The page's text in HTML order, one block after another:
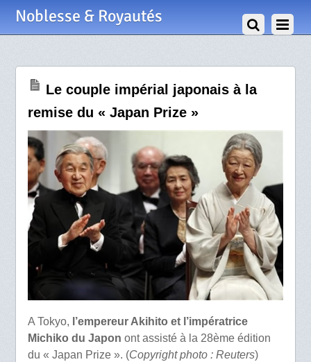
Noblesse & Royautés
Le couple impérial japonais à la
remise du « Japan Prize »
A Tokyo, l’empereur Akihito et l’impératrice
Michiko du Japon ont assisté à la 28ème édition
du « Japan Prize ». (Copyright photo : Reuters)